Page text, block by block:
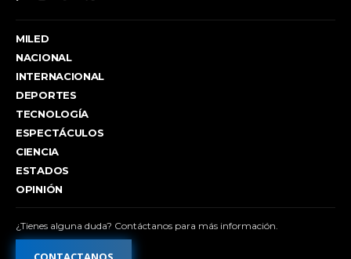
MILED
NACIONAL
INTERNACIONAL
DEPORTES
TECNOLOGÍA
ESPECTÁCULOS
CIENCIA
ESTADOS
OPINIÓN
¿Tienes alguna duda? Contáctanos para más información.